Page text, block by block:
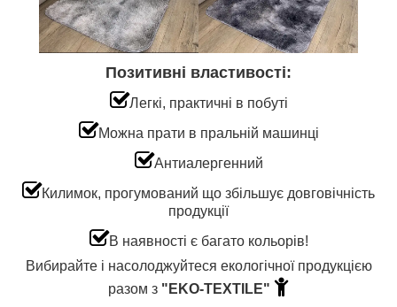
Позитивні властивості:
Легкі, практичні в побуті
Можна прати в пральній машинці
Антиалергенний
Килимок, прогумований що збільшує довговічність
продукції
В наявності є багато кольорів!
Вибирайте і насолоджуйтеся екологічної продукцією
разом з "EKO-TEXTILE"